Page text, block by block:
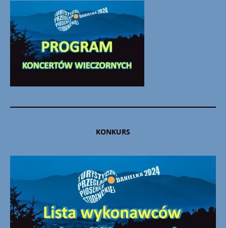
KONKURS